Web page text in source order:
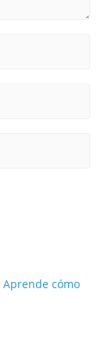
Aprende cómo